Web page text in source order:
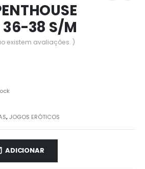
36-38 S/M
existem avaliações. )
,JOGOS ERÓTICOS
ADICIONAR